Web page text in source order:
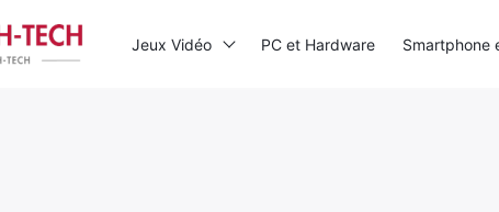
Jeux Vidéo PC et Hardware Smartphone